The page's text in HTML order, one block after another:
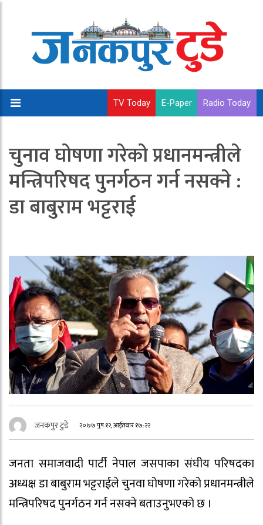
TV Today E-Paper Radio Today
चुनाव घोषणा गरेको प्रधानमन्त्रीले
मन्त्रिपरिषद पुनर्गठन गर्न नसक्ने :
डा बाबुराम भट्टराई
जनकपुर टुडे २०७७ पुष १२, आईतवार १७:२२
जनता समाजवादी पार्टी नेपाल जसपाका संघीय परिषदका
अध्यक्ष डा बाबुराम भट्टराईले चुनवा घोषणा गरेको प्रधानमन्त्रीले
मन्त्रिपरिषद पुनर्गठन गर्न नसक्ने बताउनुभएको छ ।